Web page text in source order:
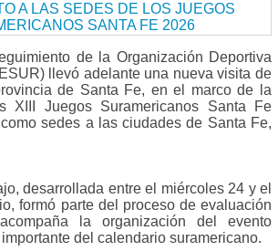
de la Organización Deportiva
llevó adelante una nueva visita de
de Santa Fe, en el marco de la
XIII Juegos Suramericanos Santa Fe
sedes a las ciudades de Santa Fe,
desarrollada entre el miércoles 24 y el
formó parte del proceso de evaluación
la organización del evento
del calendario suramericano.